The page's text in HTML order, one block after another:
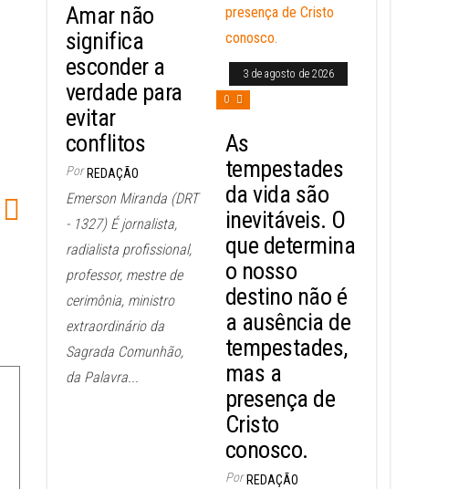
Amar não
significa
esconder a
verdade para
evitar
conflitos
Por REDAÇÃO
Emerson Miranda (DRT
- 1327) É jornalista,
radialista profissional,
professor, mestre de
cerimônia, ministro
extraordinário da
Sagrada Comunhão,
da Palavra...
3 de agosto de 2026
0
As
tempestades
da vida são
inevitáveis. O
que determina
o nosso
destino não é
a ausência de
tempestades,
mas a
presença de
Cristo
conosco.
Por REDAÇÃO